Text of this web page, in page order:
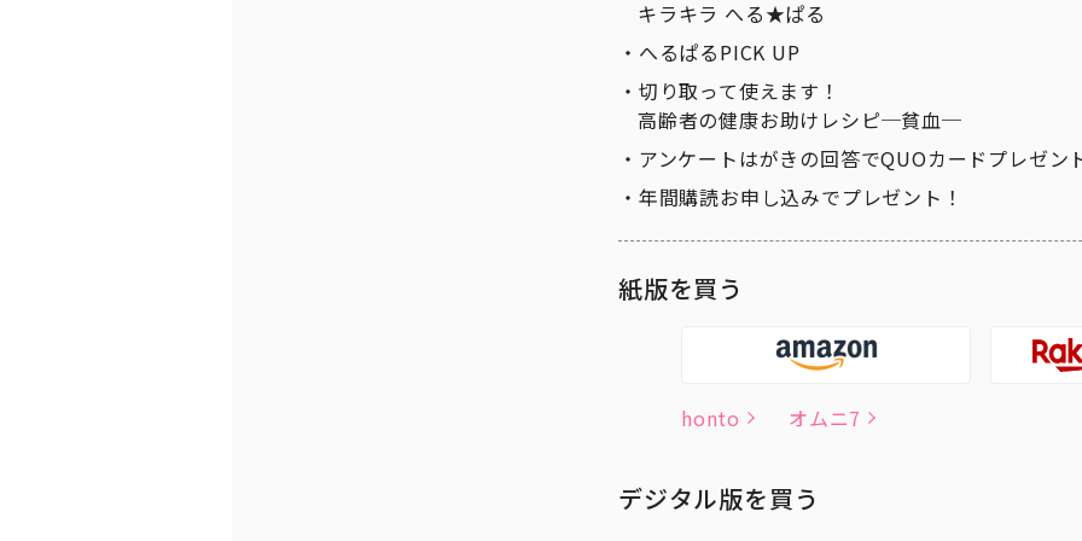
キラキラ へる★ぱる
へるぱるPICK UP
切り取って使えます！
高齢者の健康お助けレシピ─貧血─
アンケートはがきの回答でQUOカードプレゼン
年間購読お申し込みでプレゼント！
紙版を買う
honto オムニ7
デジタル版を買う